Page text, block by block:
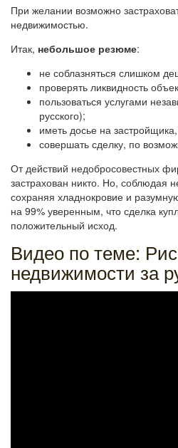
При желании возможно
недвижимостью.
Итак, небольшое резюме:
не соблазняться слишком
проверять ликвидность
пользоваться услугами
русского);
иметь досье на
совершать сделку, по
От действий недобросовестных
застрахован никто. Но, соблюдая
сохраняя хладнокровие и
на 99% уверенным, что сделка
положительный исход.
Видео по теме:
недвижимости за